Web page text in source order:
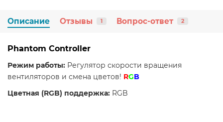
Описание Отзывы 1 Вопрос-ответ 2
Phantom Controller
Режим работы: Регулятор скорости вращения
вентиляторов и смена цветов! RGB
Цветная (RGB) поддержка: RGB